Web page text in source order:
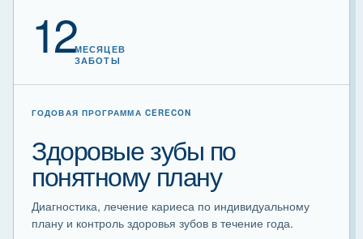
12МЕСЯЦЕВ
ЗАБОТЫ
ГОДОВАЯ ПРОГРАММА CERECON
Здоровые зубы по
понятному плану
Диагностика, лечение кариеса по индивидуальному
плану и контроль здоровья зубов в течение года.